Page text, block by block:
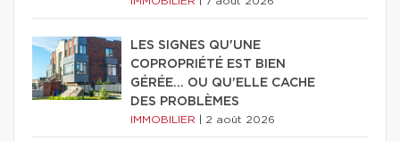
LES SIGNES QU'UNE
COPROPRIÉTÉ EST BIEN
GÉRÉE… OU QU'ELLE CACHE
DES PROBLÈMES
IMMOBILIER 2 août 2026